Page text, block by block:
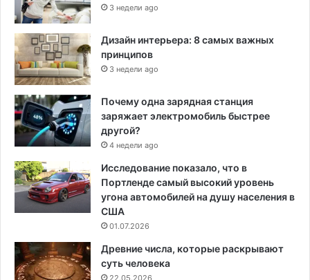
3 недели ago
Дизайн интерьера: 8 самых важных
принципов
3 недели ago
Почему одна зарядная станция
заряжает электромобиль быстрее
другой?
4 недели ago
Исследование показало, что в
Портленде самый высокий уровень
угона автомобилей на душу населения в
США
01.07.2026
Древние числа, которые раскрывают
суть человека